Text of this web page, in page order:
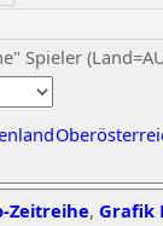
Spieler
Zeitreihe, Grafik